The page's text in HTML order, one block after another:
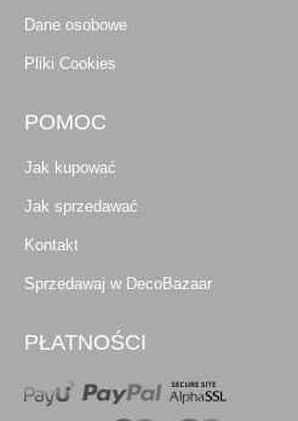
Dane osobowe
Pliki Cookies
POMOC
Jak kupować
Jak sprzedawać
Kontakt
Sprzedawaj w DecoBazaar
PŁATNOŚCI